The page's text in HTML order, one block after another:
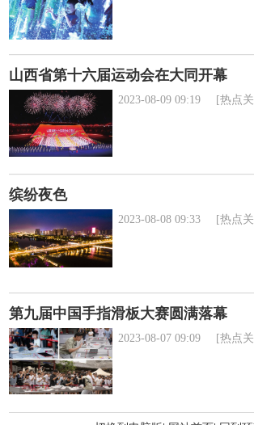
山西省第十六届运动会在大同开幕
2023-08-09 09:19 [热点
缤纷夜色
2023-08-08 09:33 [热点
第九届中国手指滑板大赛圆满落幕
2023-08-07 09:09 [热点